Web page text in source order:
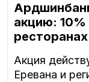
акцию: 10%
Акция
Еревана и